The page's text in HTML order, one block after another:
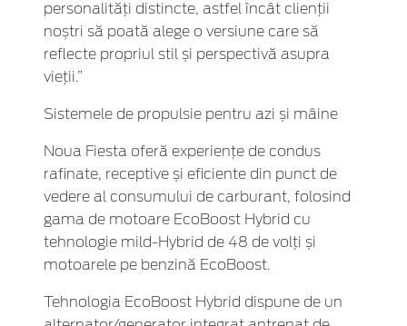
personalități distincte, astfel încât clienții
noștri să poată alege o versiune care să
reflecte propriul stil și perspectivă asupra
vieții.”
Sistemele de propulsie pentru azi și mâine
Noua Fiesta oferă experiențe de condus
rafinate, receptive și eficiente din punct de
vedere al consumului de carburant, folosind
gama de motoare EcoBoost Hybrid cu
tehnologie mild-Hybrid de 48 de volți și
motoarele pe benzină EcoBoost.
Tehnologia EcoBoost Hybrid dispune de un